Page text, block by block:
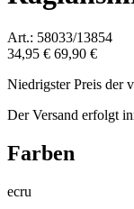
Art.: 58033/13854
34,95 € 69,90 €
Niedrigster Preis der
Der Versand erfolgt
Farben
ecru